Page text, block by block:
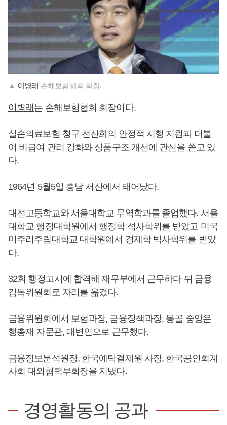
▲ 이병래 손해보험협회 회장.
이병래 는 손해보험협회 회장이다.
실손의료보험 청구 전산화의 안정적 시행 지원과 더불
어 비급여 관리 강화와 상품구조 개선에 관심을 쏟고 있
다.
1964년 5월5일 충남 서산에서 태어났다.
대전고등학교와 서울대학교 무역학과를 졸업했다. 서울
대학교 행정대학원에서 행정학 석사학위를 받았고 미국
미주리주립대학교 대학원에서 경제학 박사학위를 받았
다.
32회 행정고시에 합격해 재무부에서 근무하다 뒤 금융
감독위원회로 자리를 옮겼다.
금융위원회에서 보험과장, 금융정책과장, 몽골 중앙은
행총재 자문관, 대변인으로 근무했다.
금융정보분석원장, 한국예탁결제원 사장, 한국공인회계
사회 대외협력부회장을 지냈다.
경영활동의 공과